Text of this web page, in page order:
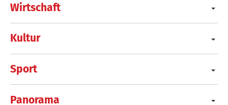
Wirtschaft
Kultur
Sport
Panorama